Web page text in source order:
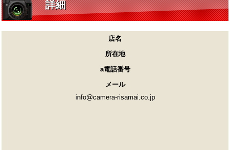
詳細
店名
所在地
a電話番号
メール
info@camera-risamai.co.jp